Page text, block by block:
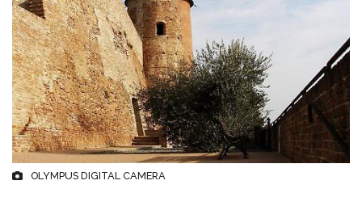
OLYMPUS DIGITAL CAMERA